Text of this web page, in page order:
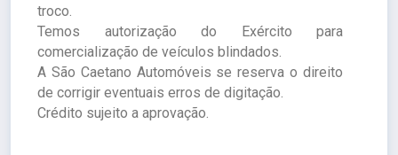
troco.
Temos autorização do Exército para
comercialização de veículos blindados.
A São Caetano Automóveis se reserva o direito
de corrigir eventuais erros de digitação.
Crédito sujeito a aprovação.